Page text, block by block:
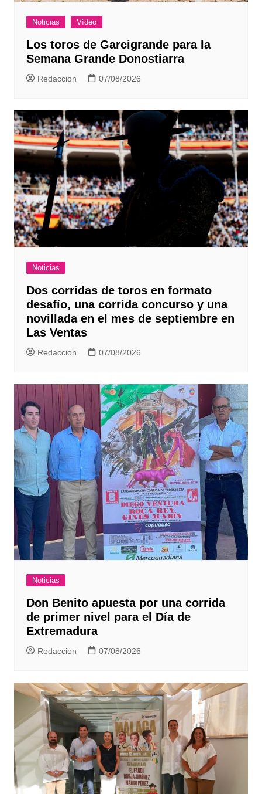
Noticias Vídeo
Los toros de Garcigrande para la
Semana Grande Donostiarra
Redaccion 07/08/2026
Noticias
Dos corridas de toros en formato
desafío, una corrida concurso y una
novillada en el mes de septiembre en
Las Ventas
Redaccion 07/08/2026
Noticias
Don Benito apuesta por una corrida
de primer nivel para el Día de
Extremadura
Redaccion 07/08/2026